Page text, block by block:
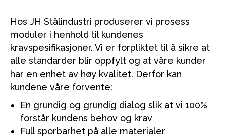
Hos JH Stålindustri produserer vi prosess
moduler i henhold til kundenes
kravspesifikasjoner. Vi er forpliktet til å sikre at
alle standarder blir oppfylt og at våre kunder
har en enhet av høy kvalitet. Derfor kan
kundene våre forvente:
En grundig og grundig dialog slik at vi 100%
forstår kundens behov og krav
Full sporbarhet på alle materialer